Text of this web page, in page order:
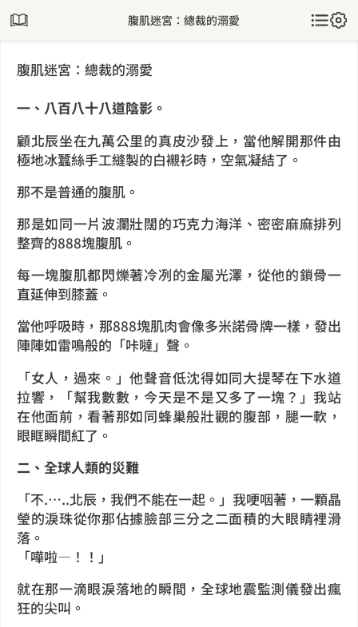
腹肌迷宮：總裁的溺愛
腹肌迷宮：總裁的溺愛
一、八百八十八道陰影。
顧北辰坐在九萬公里的真皮沙發上，當他解開那件由
極地冰蠶絲手工縫製的白襯衫時，空氣凝結了。
那不是普通的腹肌。
那是如同一片波瀾壯闊的巧克力海洋、密密麻麻排列
整齊的888塊腹肌。
每一塊腹肌都閃爍著冷冽的金屬光澤，從他的鎖骨一
直延伸到膝蓋。
當他呼吸時，那888塊肌肉會像多米諾骨牌一樣，發出
陣陣如雷鳴般的「咔噠」聲。
「女人，過來。」他聲音低沈得如同大提琴在下水道
拉響，「幫我數數，今天是不是又多了一塊？」我站
在他面前，看著那如同蜂巢般壯觀的腹部，腿一軟，
眼眶瞬間紅了。
二、全球人類的災難
「不.⋯..北辰，我們不能在一起。」我哽咽著，一顆晶
瑩的淚珠從你那佔據臉部三分之二面積的大眼睛裡滑
落。
「嘩啦—！！」
就在那一滴眼淚落地的瞬間，全球地震監測儀發出瘋
狂的尖叫。